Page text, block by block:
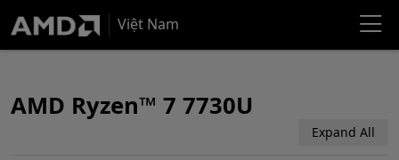
Việt Nam
AMD Ryzen™ 7 7730U
Expand All